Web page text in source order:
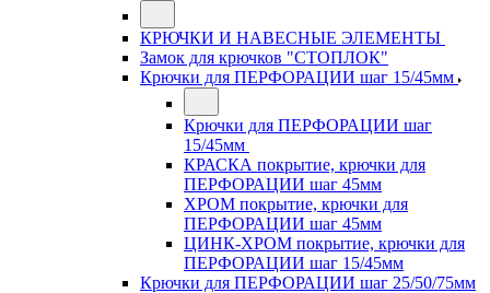
КРЮЧКИ И НАВЕСНЫЕ ЭЛЕМЕНТЫ
Замок для крючков "СТОПЛОК"
Крючки для ПЕРФОРАЦИИ шаг 15/45мм
Крючки для ПЕРФОРАЦИИ шаг
15/45мм
КРАСКА покрытие, крючки для
ПЕРФОРАЦИИ шаг 45мм
ХРОМ покрытие, крючки для
ПЕРФОРАЦИИ шаг 45мм
ЦИНК-ХРОМ покрытие, крючки для
ПЕРФОРАЦИИ шаг 15/45мм
Крючки для ПЕРФОРАЦИИ шаг 25/50/75мм